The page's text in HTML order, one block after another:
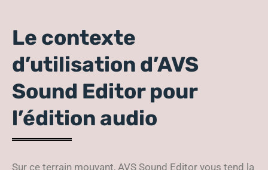
Le contexte
d’utilisation d’AVS
Sound Editor pour
l’édition audio
Sur ce terrain mouvant, AVS Sound Editor vous tend la